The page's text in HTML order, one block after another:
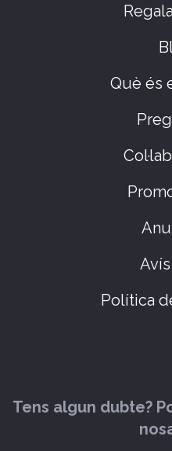
Què és
Política
Tens algun dubte?